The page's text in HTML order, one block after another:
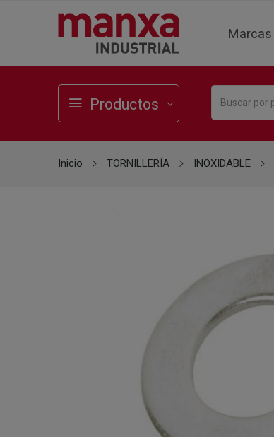
Marcas
Productos
Inicio TORNILLERÍA INOXIDABLE